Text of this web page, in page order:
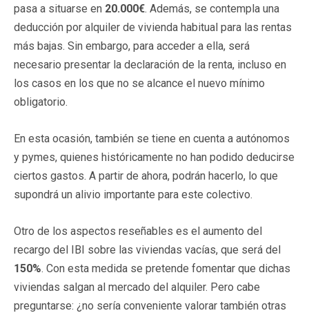
pasa a situarse en 20.000€. Además, se contempla una
deducción por alquiler de vivienda habitual para las rentas
más bajas. Sin embargo, para acceder a ella, será
necesario presentar la declaración de la renta, incluso en
los casos en los que no se alcance el nuevo mínimo
obligatorio.
En esta ocasión, también se tiene en cuenta a autónomos
y pymes, quienes históricamente no han podido deducirse
ciertos gastos. A partir de ahora, podrán hacerlo, lo que
supondrá un alivio importante para este colectivo.
Otro de los aspectos reseñables es el aumento del
recargo del IBI sobre las viviendas vacías, que será del
150%. Con esta medida se pretende fomentar que dichas
viviendas salgan al mercado del alquiler. Pero cabe
preguntarse: ¿no sería conveniente valorar también otras